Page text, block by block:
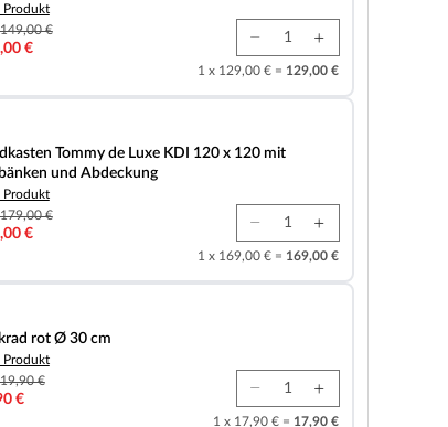
Produkt
149,00 €
€
1 x 129,00 € = 129,00 €
Luxe KDI 120 x 120 mit Sitzbänken und Abdeckung
Tommy de Luxe KDI 120 x 120 mit
und Abdeckung
Produkt
179,00 €
€
1 x 169,00 € = 169,00 €
rot Ø 30 cm
Produkt
19,90 €
€
1 x 17,90 € = 17,90 €